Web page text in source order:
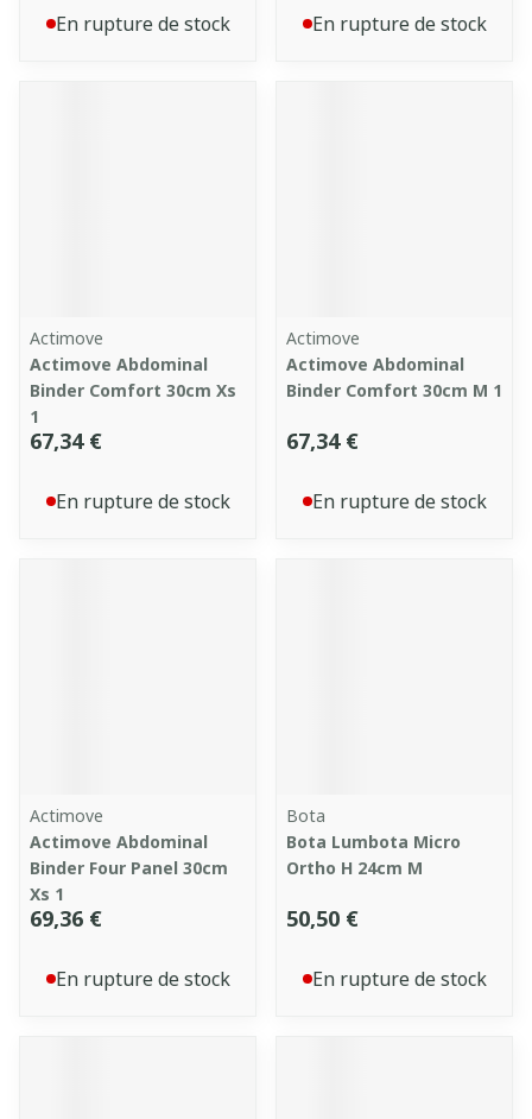
En rupture de stock En rupture de stock
Actimove
Actimove Abdominal
Binder Comfort 30cm Xs
1
67,34 €
En rupture de stock
Actimove
Actimove Abdominal
Binder Comfort 30cm M 1
67,34 €
En rupture de stock
Actimove
Actimove Abdominal
Binder Four Panel 30cm
Xs 1
69,36 €
En rupture de stock
Bota
Bota Lumbota Micro
Ortho H 24cm M
50,50 €
En rupture de stock